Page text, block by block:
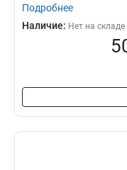
Подробнее
Наличие: Нет на складе